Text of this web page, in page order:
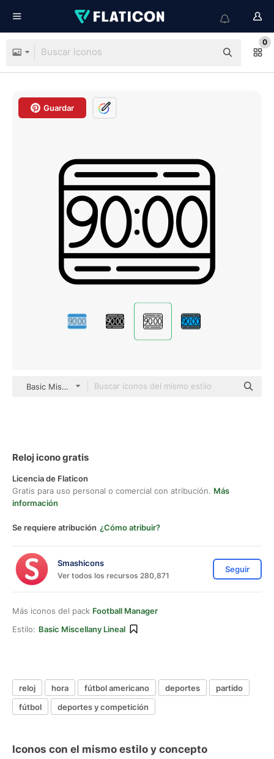
0
Guardar
Basic Miscellany Lineal
Reloj icono gratis
Licencia de Flaticon
Gratis para uso personal o comercial con atribución. Más
información
Se requiere atribución ¿Cómo atribuir?
Smashicons
Ver todos los recursos 280,871
Seguir
Más iconos del pack Football Manager
Estilo: Basic Miscellany Lineal
reloj hora fútbol americano deportes
partido
fútbol
deportes y competición
Iconos con el mismo estilo y concepto